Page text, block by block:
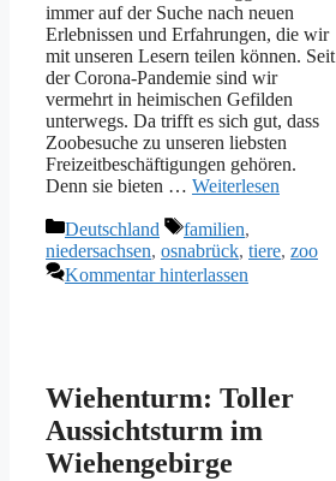
immer auf der Suche nach neuen
Erlebnissen und Erfahrungen, die wir
mit unseren Lesern teilen können. Seit
der Corona-Pandemie sind wir
vermehrt in heimischen Gefilden
unterwegs. Da trifft es sich gut, dass
Zoobesuche zu unseren liebsten
Freizeitbeschäftigungen gehören.
Denn sie bieten … Weiterlesen
Kategorien
Deutschland Schlagwörter
familien,
niedersachsen, osnabrück, tiere, zoo
Kommentar hinterlassen
Wiehenturm: Toller
Aussichtsturm im
Wiehengebirge